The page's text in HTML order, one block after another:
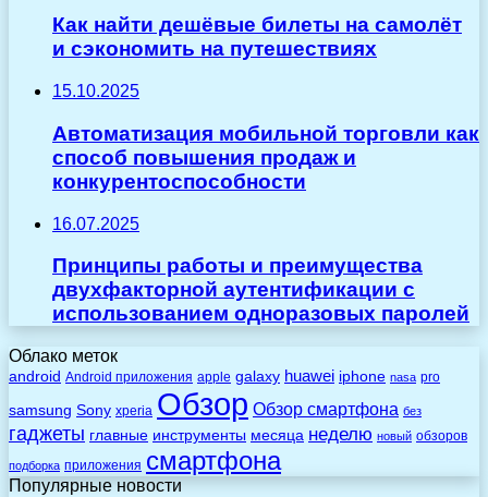
Как найти дешёвые билеты на самолёт
и сэкономить на путешествиях
15.10.2025
Автоматизация мобильной торговли как
способ повышения продаж и
конкурентоспособности
16.07.2025
Принципы работы и преимущества
двухфакторной аутентификации с
использованием одноразовых паролей
Облако меток
android Android приложения apple galaxy huawei iphone nasa pro
samsung Sony xperia Обзор Обзор смартфона без
гаджеты главные инструменты месяца неделю новый обзоров
подборка приложения смартфона
Популярные новости